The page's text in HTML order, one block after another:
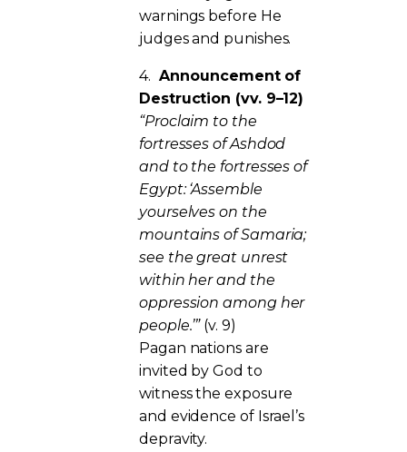
warnings before He
judges and punishes.
4. Announcement of
Destruction (vv. 9–12)
“Proclaim to the
fortresses of Ashdod
and to the fortresses of
Egypt: ‘Assemble
yourselves on the
mountains of Samaria;
see the great unrest
within her and the
oppression among her
people.’”(v. 9)
Pagan nations are
invited by God to
witness the exposure
and evidence of Israel’s
depravity.